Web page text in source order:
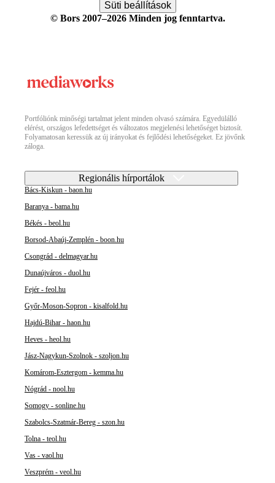
Süti beállítások
© Bors 2007–2026 Minden jog fenntartva.
Portfóliónk minőségi tartalmat jelent minden olvasó számára. Egyedülálló
elérést, országos lefedettséget és változatos megjelenési lehetőséget biztosít.
Folyamatosan keressük az új irányokat és fejlődési lehetőségeket. Ez jövőnk
záloga.
Regionális hírportálok
Bács-Kiskun - baon.hu
Baranya - bama.hu
Békés - beol.hu
Borsod-Abaúj-Zemplén - boon.hu
Csongrád - delmagyar.hu
Dunaújváros - duol.hu
Fejér - feol.hu
Győr-Moson-Sopron - kisalfold.hu
Hajdú-Bihar - haon.hu
Heves - heol.hu
Jász-Nagykun-Szolnok - szoljon.hu
Komárom-Esztergom - kemma.hu
Nógrád - nool.hu
Somogy - sonline.hu
Szabolcs-Szatmár-Bereg - szon.hu
Tolna - teol.hu
Vas - vaol.hu
Veszprém - veol.hu